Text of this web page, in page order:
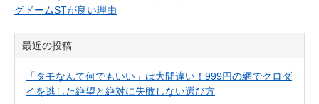
グドームSTが良い理由
最近の投稿
「タモなんて何でもいい」は大間違い！999円の網でクロダ
イを逃した絶望と絶対に失敗しない選び方